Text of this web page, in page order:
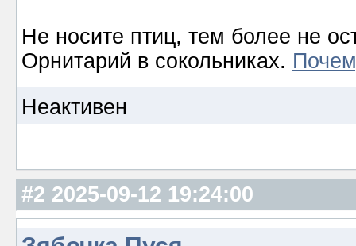
Не носите птиц, тем более не
Орнитарий в сокольниках.
Неактивен
#2 2025-09-12 19:24:00